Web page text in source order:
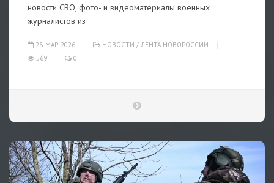
новости СВО, фото- и видеоматериалы военных
журналистов из
28-МАР-2026 НОВОСТИ / ЛЕНТА НОВОРОССИИ
569
0